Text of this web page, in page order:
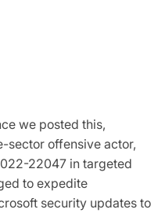
we posted this,
sector offensive actor,
22047 in targeted
to expedite
security updates to